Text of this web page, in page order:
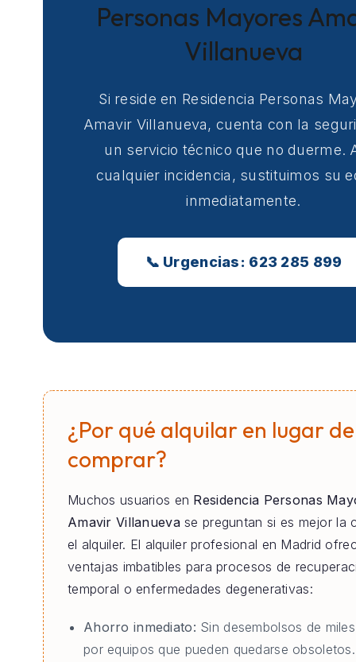
Personas Mayores
Villanueva
Si reside en Residencia Personas
Amavir Villanueva, cuenta con la
un servicio técnico que no duerme.
cualquier incidencia, sustituimos su
inmediatamente.
📞 Urgencias: 623 285 899
¿Por qué alquilar en lugar de
comprar?
Muchos usuarios en Residencia Personas
Amavir Villanuevase preguntan si es mejor la
el alquiler. El alquiler profesional en Madrid
ventajas imbatibles para procesos de
temporal o enfermedades degenerativas:
Ahorro inmediato: Sin desembolsos de
por equipos que pueden quedarse obsoletos.